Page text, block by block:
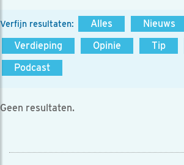
Verfijn resultaten: Alles Nieuws
Verdieping
Opinie Tip
Podcast
Geen resultaten.